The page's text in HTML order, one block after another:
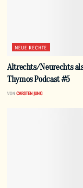
NEUE RECHTE
Altrechts/Neurechts
Thymos Podcast #5
VON CARSTEN JUNG